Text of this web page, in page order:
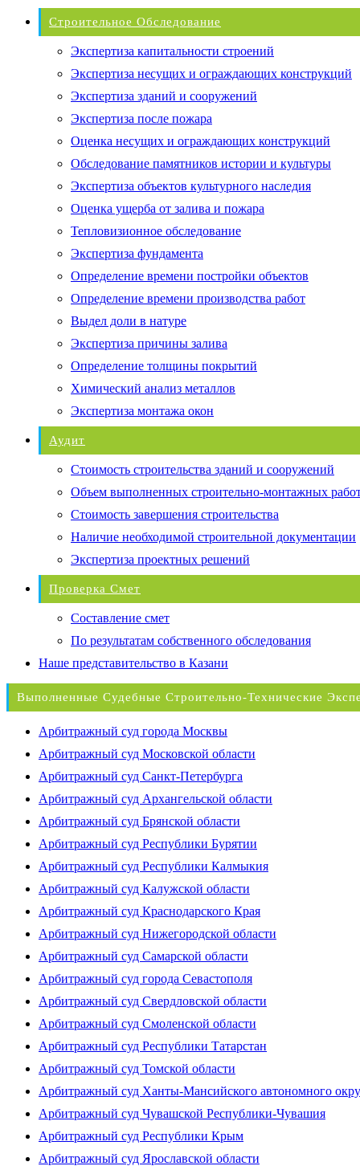
Строительное Обследование
Экспертиза капитальности строений
Экспертиза несущих и ограждающих конструкций
Экспертиза зданий и сооружений
Экспертиза после пожара
Оценка несущих и ограждающих конструкций
Обследование памятников истории и культуры
Экспертиза объектов культурного наследия
Оценка ущерба от залива и пожара
Тепловизионное обследование
Экспертиза фундамента
Определение времени постройки объектов
Определение времени производства работ
Выдел доли в натуре
Экспертиза причины залива
Определение толщины покрытий
Химический анализ металлов
Экспертиза монтажа окон
Аудит
Стоимость строительства зданий и сооружений
Объем выполненных строительно-монтажных
Стоимость завершения строительства
Наличие необходимой строительной документации
Экспертиза проектных решений
Проверка Смет
Составление смет
По результатам собственного обследования
Наше представительство в Казани
Выполненные Судебные Строительно-Технические
Арбитражный суд города Москвы
Арбитражный суд Московской области
Арбитражный суд Санкт-Петербурга
Арбитражный суд Архангельской области
Арбитражный суд Брянской области
Арбитражный суд Республики Бурятии
Арбитражный суд Республики Калмыкия
Арбитражный суд Калужской области
Арбитражный суд Краснодарского Края
Арбитражный суд Нижегородской области
Арбитражный суд Самарской области
Арбитражный суд города Севастополя
Арбитражный суд Свердловской области
Арбитражный суд Смоленской области
Арбитражный суд Республики Татарстан
Арбитражный суд Томской области
Арбитражный суд Ханты-Мансийского автономного
Арбитражный суд Чувашской Республики-Чувашия
Арбитражный суд Республики Крым
Арбитражный суд Ярославской области